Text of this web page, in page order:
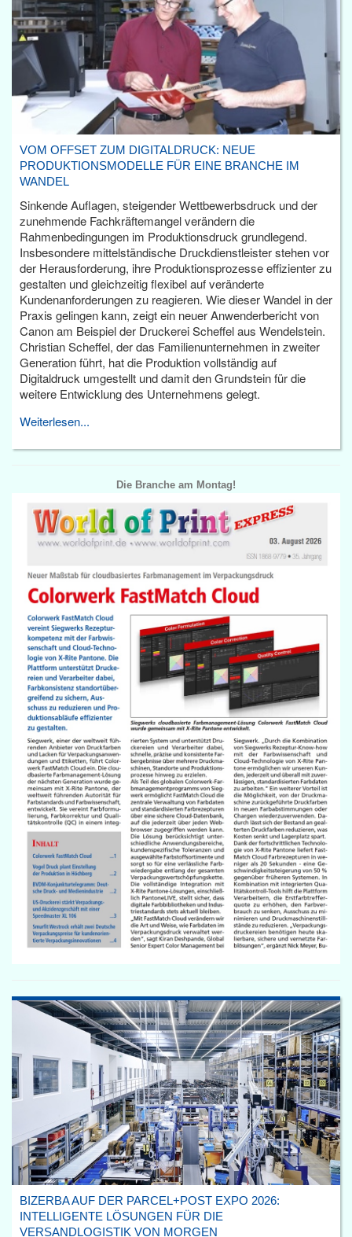
VOM OFFSET ZUM DIGITALDRUCK: NEUE
PRODUKTIONSMODELLE FÜR EINE BRANCHE IM
WANDEL
Sinkende Auflagen, steigender Wettbewerbsdruck und der
zunehmende Fachkräftemangel verändern die
Rahmenbedingungen im Produktionsdruck grundlegend.
Insbesondere mittelständische Druckdienstleister stehen vor
der Herausforderung, ihre Produktionsprozesse effizienter zu
gestalten und gleichzeitig flexibel auf veränderte
Kundenanforderungen zu reagieren. Wie dieser Wandel in der
Praxis gelingen kann, zeigt ein neuer Anwenderbericht von
Canon am Beispiel der Druckerei Scheffel aus Wendelstein.
Christian Scheffel, der das Familienunternehmen in zweiter
Generation führt, hat die Produktion vollständig auf
Digitaldruck umgestellt und damit den Grundstein für die
weitere Entwicklung des Unternehmens gelegt.
Weiterlesen...
Die Branche am Montag!
BIZERBA AUF DER PARCEL+POST EXPO 2026:
INTELLIGENTE LÖSUNGEN FÜR DIE
VERSANDLOGISTIK VON MORGEN